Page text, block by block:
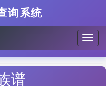
询系统
谱